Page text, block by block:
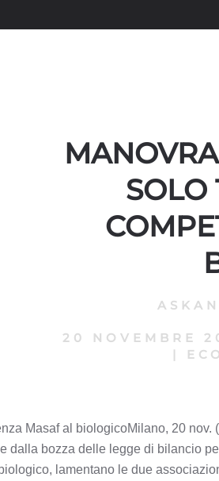
SOLO
20 NOVEMBRE
|
Masaf al biologicoMilano, 20 nov.
dalla bozza delle legge di bilancio
lamentano le due